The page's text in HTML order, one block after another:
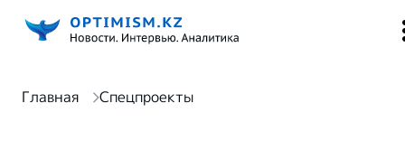
Главная Спецпроекты